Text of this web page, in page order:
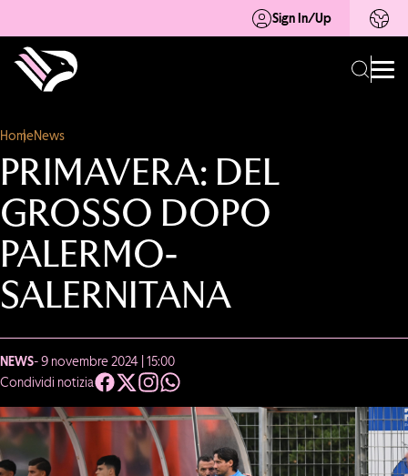
Sign In/Up
HomeNews
PRIMAVERA: DEL
GROSSO DOPO
PALERMO-
SALERNITANA
NEWS- 9 novembre 2024 | 15:00
Condividi notizia